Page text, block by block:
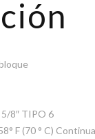
8″ TIPO 6
F (70 ° C) Continua